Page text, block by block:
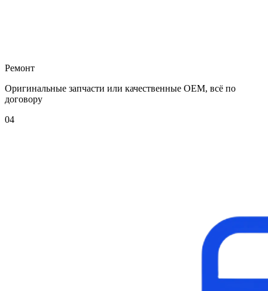
Ремонт
Оригинальные запчасти или качественные OEM, всё по
договору
04